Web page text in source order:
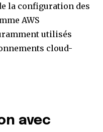
la configuration des
AWS
utilisés
cloud-
avec